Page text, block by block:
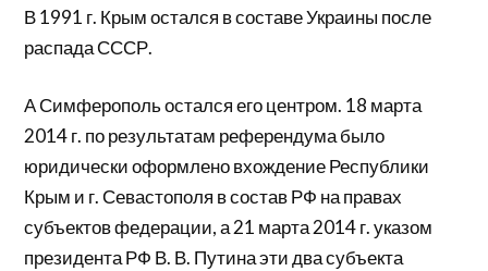
В 1991 г. Крым остался в составе Украины после
распада СССР.
А Симферополь остался его центром. 18 марта
2014 г. по результатам референдума было
юридически оформлено вхождение Республики
Крым и г. Севастополя в состав РФ на правах
субъектов федерации, а 21 марта 2014 г. указом
президента РФ В. В. Путина эти два субъекта